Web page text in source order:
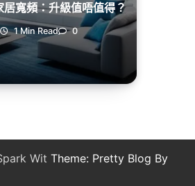
居寬頻：升級值唔值得？
1 Min Read 0
Wit Theme: Pretty Blog By